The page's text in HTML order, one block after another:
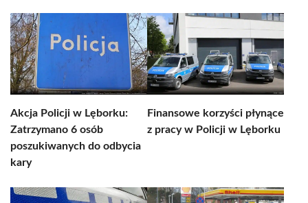
Akcja Policji w Lęborku:
Zatrzymano 6 osób
poszukiwanych do odbycia
kary
Finansowe korzyści płynące
z pracy w Policji w Lęborku